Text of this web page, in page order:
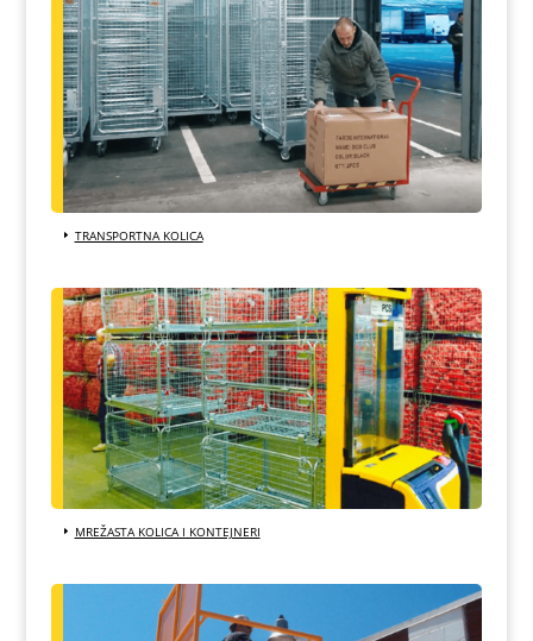
TRANSPORTNA KOLICA
MREŽASTA KOLICA I KONTEJNERI